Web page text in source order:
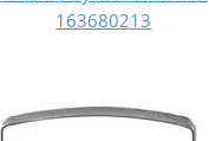
163680213